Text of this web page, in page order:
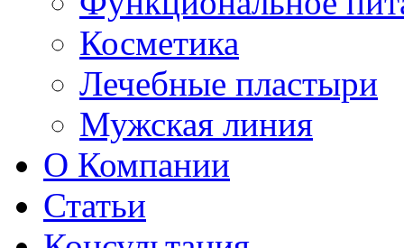
Косметика
Лечебные пластыри
Мужская линия
О Компании
Статьи